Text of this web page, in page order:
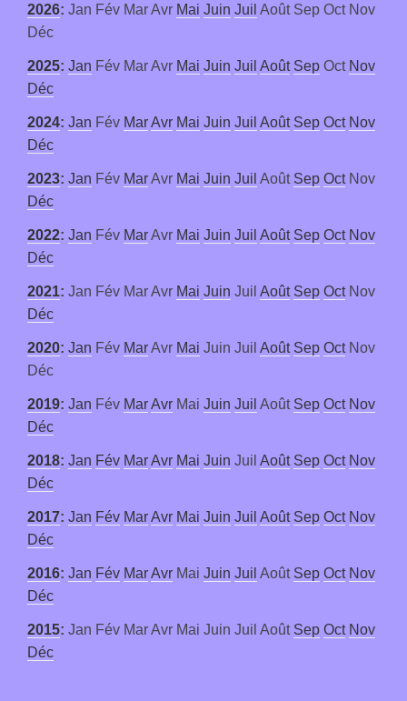
2026: Jan Fév MarAvr Mai Juin Juil Août Sep Oct Nov
Déc
2025: Jan Fév MarAvr Mai Juin Juil Août Sep Oct Nov
Déc
2024: Jan Fév MarAvr Mai Juin Juil Août Sep Oct Nov
Déc
2023: Jan Fév MarAvr Mai Juin Juil Août Sep Oct Nov
Déc
2022: Jan Fév MarAvr Mai Juin Juil Août Sep Oct Nov
Déc
2021: Jan Fév MarAvr Mai Juin Juil Août Sep Oct Nov
Déc
2020: Jan Fév MarAvr Mai Juin Juil Août Sep Oct Nov
Déc
2019: Jan Fév MarAvr Mai Juin Juil Août Sep Oct Nov
Déc
2018: Jan Fév MarAvr Mai Juin Juil Août Sep Oct Nov
Déc
2017: Jan Fév MarAvr Mai Juin Juil Août Sep Oct Nov
Déc
2016: Jan Fév MarAvr Mai Juin Juil Août Sep Oct Nov
Déc
2015: Jan Fév MarAvr Mai Juin Juil Août Sep Oct Nov
Déc